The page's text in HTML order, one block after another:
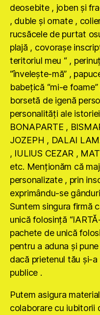
deosebite , joben şi
, duble şi ornate ,
rucsăcele de purtat
plajă , covoraşe
teritoriul meu “ ,
“înveleşte-mă” ,
babeţică “mi-e
borsetă de igenă
personalităţi ale
BONAPARTE ,
JOZEPH , DALAI
, IULIUS CEZAR ,
etc. Menţionăm că
personalizate , prin
exprimându-se
Suntem singura firmă
unică folosinţă
pachete de unică
pentru a aduna şi
dacă prietenul tău şi-
publice .
Putem asigura
colaborare cu iubitorii